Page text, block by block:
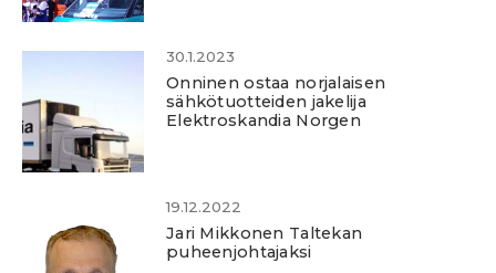
30.1.2023
Onninen ostaa norjalaisen
sähkötuotteiden jakelija
Elektroskandia Norgen
19.12.2022
Jari Mikkonen Taltekan
puheenjohtajaksi